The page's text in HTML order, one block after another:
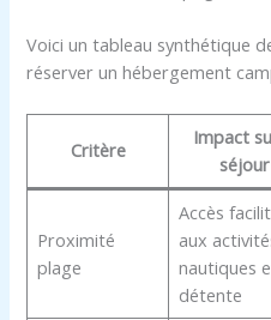
Voici un tableau synthétique
réserver un hébergement
Critère
Impact
séjour
Proximité
plage
Accès
aux
nautiques
détente